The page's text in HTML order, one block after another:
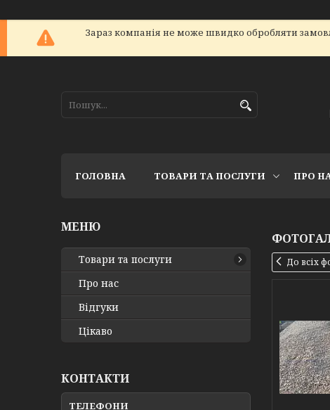
Зараз компанія не може швидко обробляти
ГОЛОВНА ТОВАРИ ТА ПОСЛУГИ ПРО
До всіх
Товари та послуги
Про нас
Відгуки
Цікаво
КОНТАКТИ